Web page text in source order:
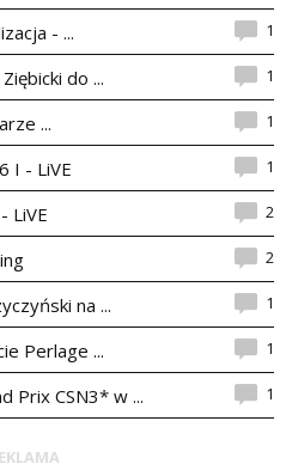
- ... 1
do ... 1
... 1
I - LiVE 1
LiVE 2
2
na ... 1
Perlage ... 1
Prix CSN3* w ... 1